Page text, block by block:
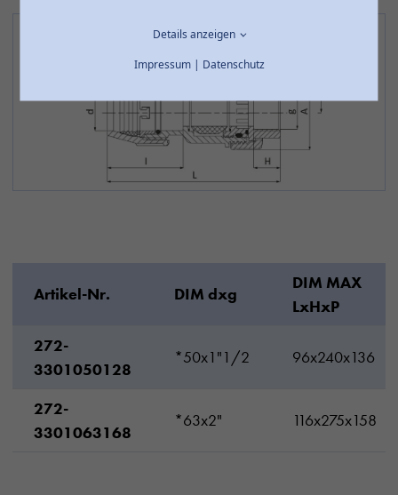
Artikel-Nr. DIM dxg
DIM MAX
LxHxP
272-
3301050128
*50x1"1/2 96x240x136
272-
3301063168
*63x2" 116x275x158
Details anzeigen
Impressum| Datenschutz